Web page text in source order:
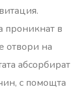
проникнат в
отвори на
абсорбират
с помощта